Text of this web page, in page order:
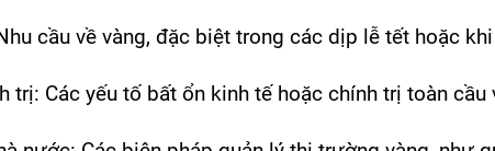
cầu về vàng, đặc biệt trong các dịp lễ tết hoặc
trị: Các yếu tố bất ổn kinh tế hoặc chính trị toàn